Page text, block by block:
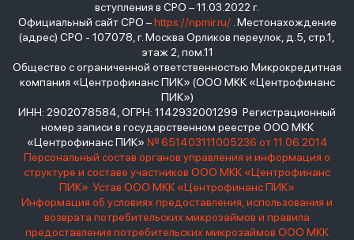
вступления в СРО – 11.03.2022 г.
Официальный сайт СРО –https://npmir.ru/. Местонахождение
(адрес) СРО - 107078, г. Москва Орликов переулок, д.5, стр.1,
этаж 2, пом.11
Общество с ограниченной ответственностью Микрокредитная
компания «Центрофинанс ПИК» (ООО МКК «Центрофинанс
ПИК»)
ИНН: 2902078584, ОГРН: 1142932001299 Регистрационный
номер записи в государственном реестре ООО МКК
«Центрофинанс ПИК» № 651403111005236 от 11.06.2014
Персональный состав органов управления и информация о
структуре и составе участников ООО МКК «Центрофинанс
ПИК» Устав ООО МКК «Центрофинанс ПИК»
Информация об условиях предоставления, использования и
возврата потребительских микрозаймов и правила
предоставления потребительских микрозаймов ООО МКК